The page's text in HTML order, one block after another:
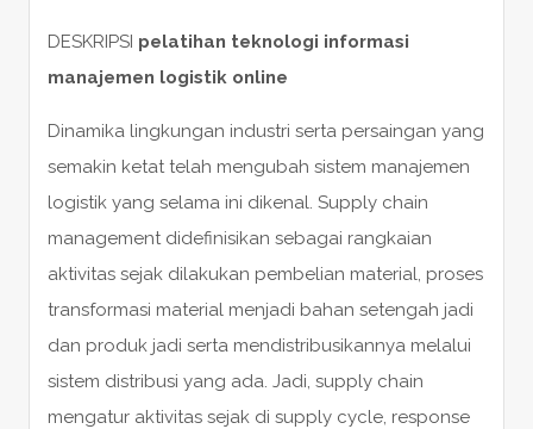
DESKRIPSI pelatihan teknologi informasi
manajemen logistik online
Dinamika lingkungan industri serta persaingan yang
semakin ketat telah mengubah sistem manajemen
logistik yang selama ini dikenal. Supply chain
management didefinisikan sebagai rangkaian
aktivitas sejak dilakukan pembelian material, proses
transformasi material menjadi bahan setengah jadi
dan produk jadi serta mendistribusikannya melalui
sistem distribusi yang ada. Jadi, supply chain
mengatur aktivitas sejak di supply cycle, response